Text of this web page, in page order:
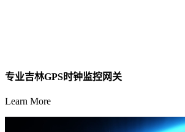
专业吉林GPS时钟监控网关
Learn More